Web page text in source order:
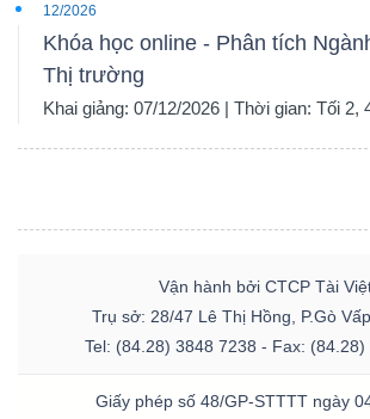
12/2026
Khóa học online - Phân tích
Thị trường
Khai giảng: 07/12/2026 | Thời gian: Tối 2,
Vận hành bởi CTCP Tài
Trụ sở: 28/47 Lê Thị Hồng, P.Gò
Tel: (84.28) 3848 7238 - Fax: (84.28)
Giấy phép số 48/GP-STTTT ngày